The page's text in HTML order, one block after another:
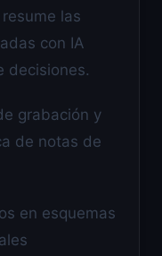
las
con IA
decisiones.
grabación y
de notas de
en esquemas